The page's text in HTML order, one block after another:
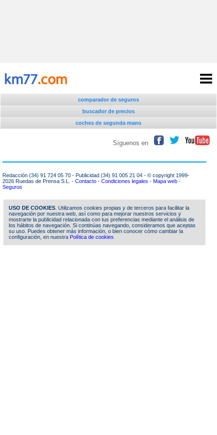
comparador de seguros
buscador de precios
coches de segunda mano
blogs
seguros
otras secciones
Síguenos en
Redacción (34) 91 724 05 70 - Publicidad (34) 91 005 21 04 - © copyright 1999-
2026 Ruedas de Prensa S.L. - Contacto - Condiciones legales - Mapa web -
Seguros
USO DE COOKIES. Utilizamos cookies propias y de terceros para facilitar la
navegación por nuestra web, así como para mejorar nuestros servicios y
mostrarte la publicidad relacionada con tus preferencias mediante el análisis de
los hábitos de navegación. Si continúas navegando, consideramos que aceptas
su uso. Puedes obtener más información, o bien conocer cómo cambiar la
configuración, en nuestra Política de cookies